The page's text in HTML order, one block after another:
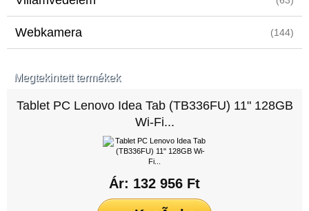
Webkamera (144)
Megtekintett termékek
Tablet PC Lenovo Idea Tab (TB336FU) 11" 128GB
Wi-Fi...
Ár: 132 956 Ft